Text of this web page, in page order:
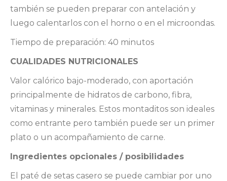
también se pueden preparar con antelación y
luego calentarlos con el horno o en el microondas.
Tiempo de preparación: 40 minutos
CUALIDADES NUTRICIONALES
Valor calórico bajo-moderado, con aportación
principalmente de hidratos de carbono, fibra,
vitaminas y minerales. Estos montaditos son ideales
como entrante pero también puede ser un primer
plato o un acompañamiento de carne.
Ingredientes opcionales / posibilidades
El paté de setas casero se puede cambiar por uno